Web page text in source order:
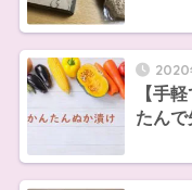
2020
【手
たん